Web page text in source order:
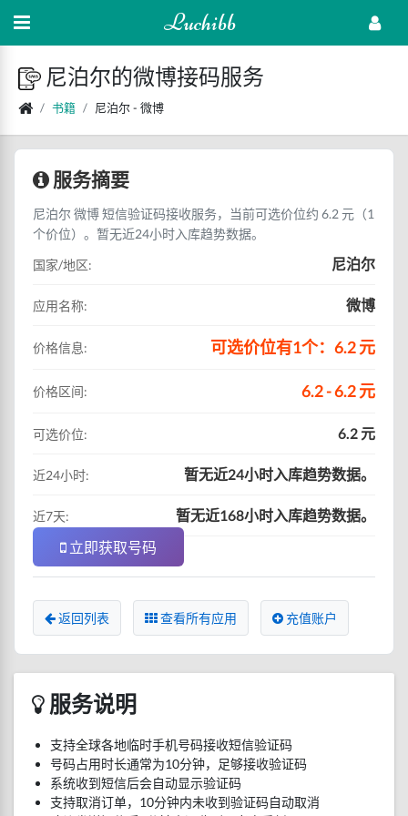
Luchibb
尼泊尔的微博接码服务
书籍 尼泊尔 - 微博
服务摘要
尼泊尔 微博 短信验证码接收服务，当前可选价位约 6.2 元（1
个价位）。暂无近24小时入库趋势数据。
国家/地区:
尼泊尔
应用名称: 微博
价格信息: 可选价位有1个：6.2 元
价格区间: 6.2 - 6.2 元
可选价位: 6.2 元
近24小时: 暂无近24小时入库趋势数据。
近7天:
暂无近168小时入库趋势数据。
立即获取号码
返回列表 查看所有应用 充值账户
服务说明
支持全球各地临时手机号码接收短信验证码
号码占用时长通常为10分钟，足够接收验证码
系统收到短信后会自动显示验证码
支持取消订单，10分钟内未收到验证码自动取消